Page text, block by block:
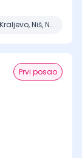
Beograd, Kragujevac, Kraljevo, Niš, Novi Sad + 2 mesta
Prvi posao